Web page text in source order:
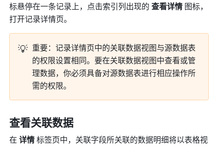
标悬停在一条记录上，点击索引列出现的 查看详情 图标，
打开记录详情页。
💡 重要：记录详情页中的关联数据视图与源数据表
的权限设置相同。要在关联数据视图中查看或管
理数据，你必须具备对源数据表进行相应操作所
需的权限。
查看关联数据
在 详情 标签页中，关联字段所关联的数据明细将以表格视